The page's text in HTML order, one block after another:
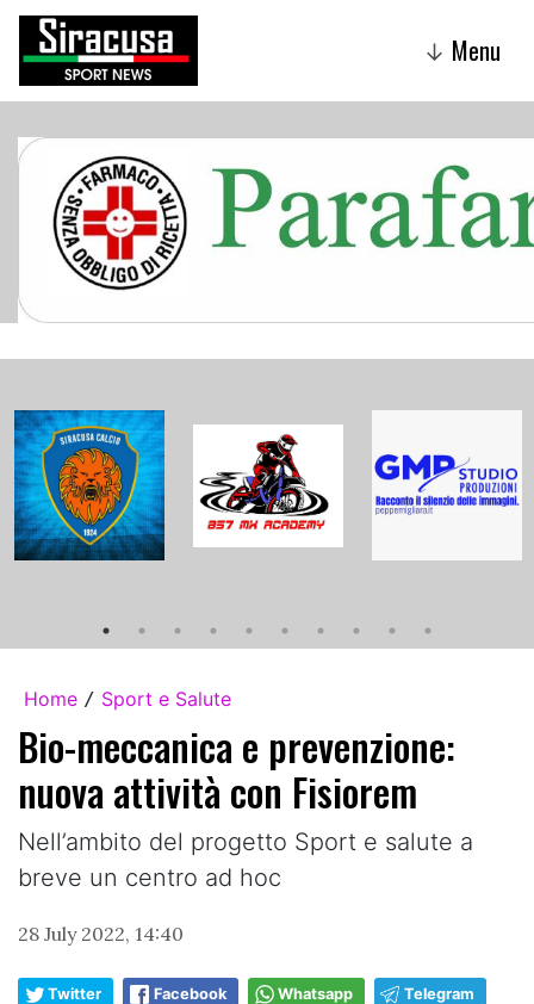
↓ Menu
Home / Sport e Salute
Bio-meccanica e prevenzione:
nuova attività con Fisiorem
Nell’ambito del progetto Sport e salute a
breve un centro ad hoc
28 July 2022, 14:40
Twitter Facebook Whatsapp Telegram